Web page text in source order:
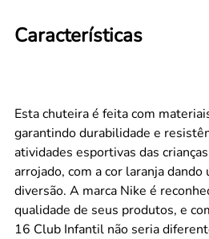
Características
Esta chuteira é feita com
garantindo durabilidade e
atividades esportivas das
arrojado, com a cor laranja
diversão. A marca Nike é
qualidade de seus produtos, e
16 Club Infantil não seria